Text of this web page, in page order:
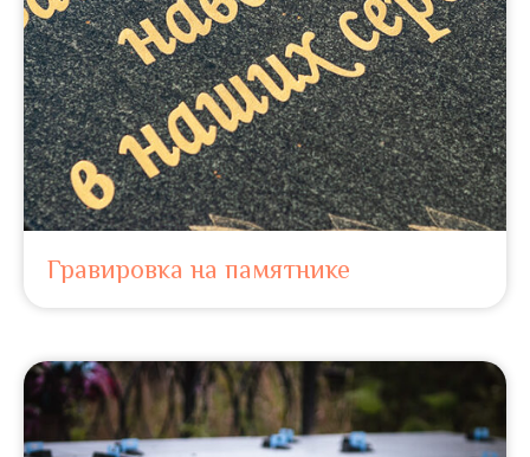
Гравировка на памятнике